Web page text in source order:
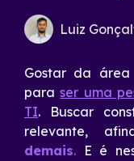
Luiz
Gostar da
para ser uma
TI. Buscar
relevante,
demais. E é